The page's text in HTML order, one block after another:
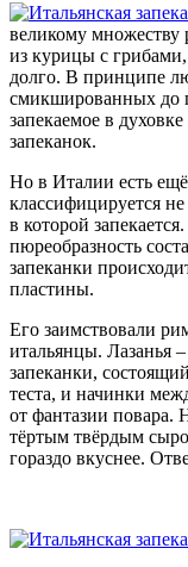
великому множеству
из курицы с
долго. В принципе
смикшированных до
запекаемое в
запеканок.
Но в Италии есть
классифицируется
в которой
пюреобразность
запеканки
пластины.
Его заимствовали
итальянцы. Лазанья
запеканки,
теста, и начинки
от фантазии повара.
тёртым твёрдым
гораздо вкуснее.